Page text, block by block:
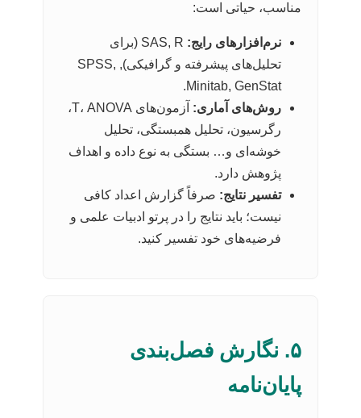
مناسب، حیاتی است:
نرم‌افزارهای رایج:
SAS, R (برای
تحلیل‌های پیشرفته و گرافیکی), SPSS,
Minitab, GenStat.
روش‌های آماری:
آزمون‌های T، ANOVA،
رگرسیون، تحلیل همبستگی، تحلیل
خوشه‌ای و… بستگی به نوع داده و اهداف
پژوهش دارد.
تفسیر نتایج: صرفاً گزارش اعداد کافی
نیست؛ باید نتایج را در پرتو ادبیات علمی و
فرضیه‌های خود تفسیر کنید.
۵. نگارش فصل‌بندی
پایان‌نامه